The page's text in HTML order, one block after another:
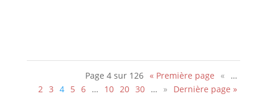
Page 4 sur 126 « Première page «
…
2 3 4 5 6 … 10 20 30 … » Dernière page »